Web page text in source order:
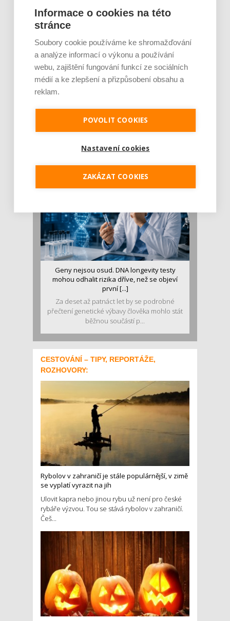
stravě ho mám dostatek. Znáte nejčastějš [...]
v oblasti zdraví, výživy i dlouhověkosti. Přesto
se o ně...
Geny nejsou osud. DNA longevity testy
mohou odhalit rizika dříve, než se objeví
první [...]
Za deset až patnáct let by se podrobné
přečtení genetické výbavy člověka mohlo stát
běžnou součástí p...
CESTOVÁNÍ – TIPY, REPORTÁŽE,
ROZHOVORY:
Rybolov v zahraničí je stále populárnější, v zimě
se vyplatí vyrazit na jih
Ulovit kapra nebo jinou rybu už není pro české
rybáře výzvou. Tou se stává rybolov v zahraničí.
Češ...
Informace o cookies na této
stránce
Soubory cookie používáme ke shromažďování
a analýze informací o výkonu a používání
webu, zajištění fungování funkcí ze sociálních
médií a ke zlepšení a přizpůsobení obsahu a
reklam.
POVOLIT COOKIES
Nastavení cookies
ZAKÁZAT COOKIES